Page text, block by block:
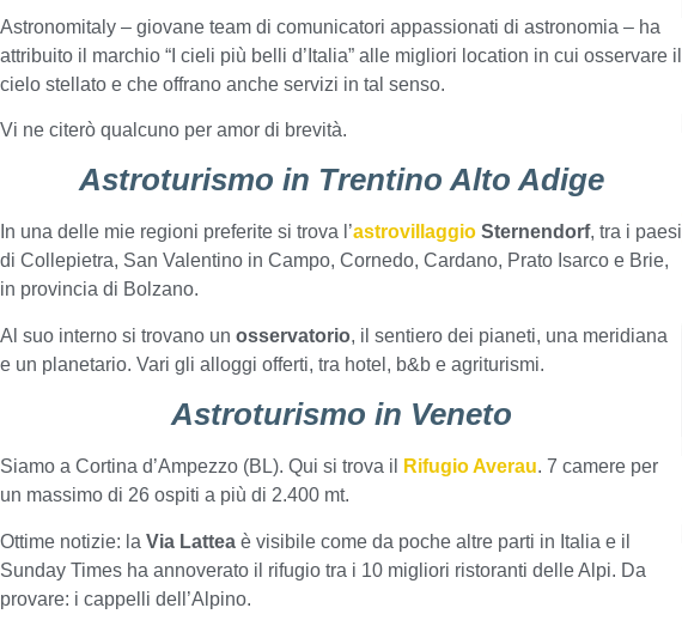
Astronomitaly – giovane team di comunicatori appassionati di astronomia – ha
attribuito il marchio “I cieli più belli d’Italia” alle migliori location in cui osservare il
cielo stellato e che offrano anche servizi in tal senso.
Vi ne citerò qualcuno per amor di brevità.
Astroturismo in Trentino Alto Adige
In una delle mie regioni preferite si trova l’astrovillaggio Sternendorf, tra i paesi
di Collepietra, San Valentino in Campo, Cornedo, Cardano, Prato Isarco e Brie,
in provincia di Bolzano.
Al suo interno si trovano un osservatorio, il sentiero dei pianeti, una meridiana
e un planetario. Vari gli alloggi offerti, tra hotel, b&b e agriturismi.
Astroturismo in Veneto
Siamo a Cortina d’Ampezzo (BL). Qui si trova il Rifugio Averau. 7 camere per
un massimo di 26 ospiti a più di 2.400 mt.
Ottime notizie: la Via Lattea è visibile come da poche altre parti in Italia e il
Sunday Times ha annoverato il rifugio tra i 10 migliori ristoranti delle Alpi. Da
provare: i cappelli dell’Alpino.